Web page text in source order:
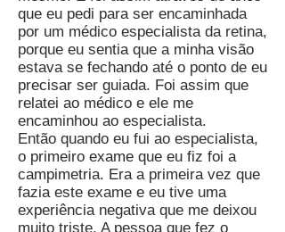
que eu pedi para ser encaminhada
por um médico especialista da retina,
porque eu sentia que a minha visão
estava se fechando até o ponto de eu
precisar ser guiada. Foi assim que
relatei ao médico e ele me
encaminhou ao especialista.
Então quando eu fui ao especialista,
o primeiro exame que eu fiz foi a
campimetria. Era a primeira vez que
fazia este exame e eu tive uma
experiência negativa que me deixou
muito triste. A pessoa que fez o